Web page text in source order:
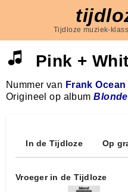
Tijdloze muziek-
Pink +
Nummer van Frank Ocean
Origineel op albumBlonde
In de Tijdloze Op
Vroeger in de Tijdloze